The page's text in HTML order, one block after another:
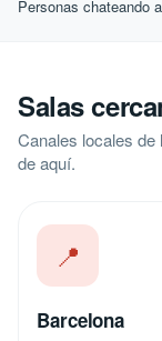
Personas chateando
Salas
Canales locales
de aquí.
📍
Barcelona